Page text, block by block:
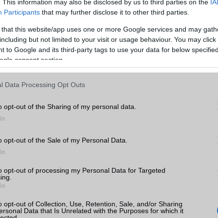
This information may also be disclosed by us to third parties on the
Participants that may further disclose it to other third parties.
that this website/app uses one or more Google services and may
but not limited to your visit or usage behaviour. You may
to Google and its third-party tags to use your data for below
consent section.
Data Processing Opt Outs
opt-out of the Sharing of my personal data.
opt-out of the Sale of my Personal Data.
opt-out of processing my Personal Data for Targeted
opt-out of Collection, Use, Retention, Sale, and/or Sharing
Data that Is Unrelated with the Purposes for which it
Z
Z
Rádió Nincs
Max. kamera felbontás (több
kamera esetén)
12 Mpixel
MEMÓRIA ÉS TÁRHELY
Min. háttértár
ADATCSERE
EDGE Van